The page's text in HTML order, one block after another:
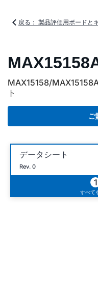
戻る： 製品評価用ボードと
MAX15158/
ト
ご
データシート
Rev. 0
1
すべて